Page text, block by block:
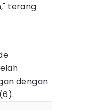
terang
dengan